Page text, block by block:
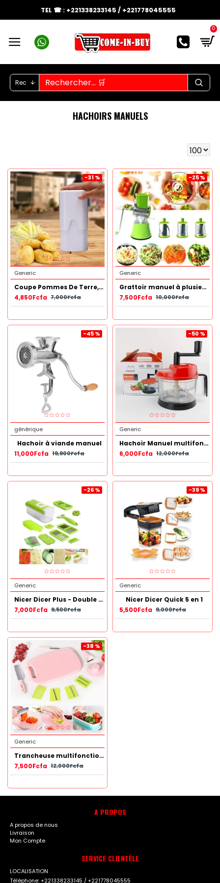
TEL ☎ : +221338233145 / +221778045555
0
Rec
HACHOIRS MANUELS
-31 %
Generic
Coupe Pommes De Terre, Légumes - Blanc
4,850Fcfa 7,000Fcfa
-25 %
Generic
Grattoir manuel à plusieurs lames multifonction
7,500Fcfa 10,000Fcfa
-45 %
générique
Hachoir à viande manuel
11,000Fcfa 19,900Fcfa
-50 %
Generic
Hachoir Manuel multifonction PLASTIQUE
6,000Fcfa 12,000Fcfa
-26 %
Generic
Nicer Dicer Plus - Double Fonction - Découpeur Fruits Et Légumes - 13 Pièces - Vert/Blanc
7,000Fcfa 9,500Fcfa
-39 %
Generic
Nicer Dicer Quick 5 en 1
5,500Fcfa 9,000Fcfa
-38 %
Generic
Trancheuse multifonctionnelle
7,500Fcfa 12,000Fcfa
A PROPOS
A propos de nous
Livraison
Mon Compte
SERVICE CLIENTÈLE
LOCALISATION
Téléphone: +221338233145 / +221778045555